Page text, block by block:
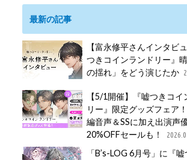
最新の記事
【富永修平さんインタビ
つきコインランドリー』
の揺れ」をどう演じたか
【5/1開催】『嘘つきコイ
リー』限定グッズフェア
編音声＆SSに加え出演声
20%OFFセールも！
「B’s-LOG 6月号」に『